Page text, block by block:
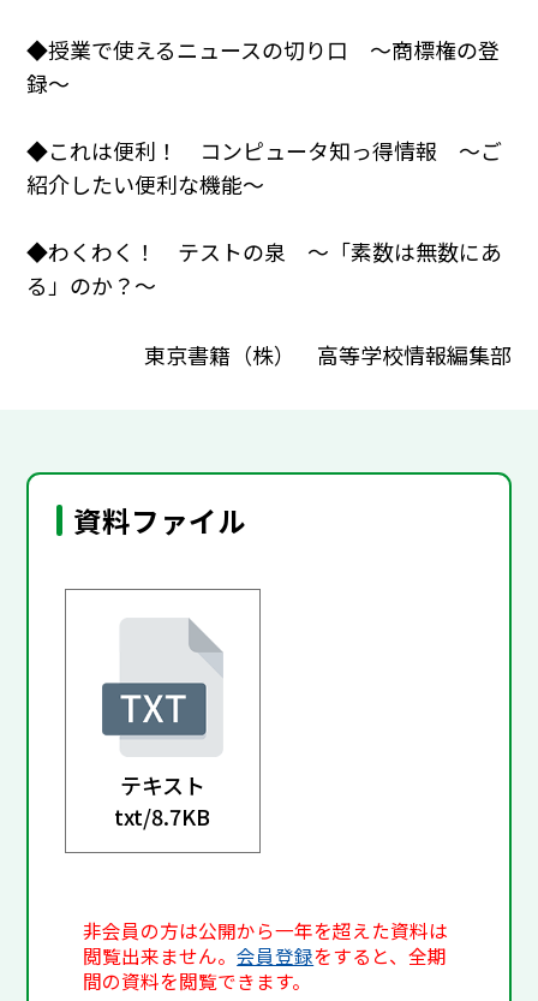
◆授業で使えるニュースの切り口 ～商標権の登
録～
◆これは便利！ コンピュータ知っ得情報 ～ご
紹介したい便利な機能～
◆わくわく！ テストの泉 ～「素数は無数にあ
る」のか？～
東京書籍（株） 高等学校情報編集部
資料ファイル
テキスト
txt/8.7KB
非会員の方は公開から一年を超えた資料は
閲覧出来ません。会員登録をすると、全期
間の資料を閲覧できます。